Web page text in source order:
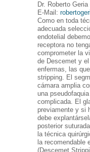
Dr. Roberto
E-Mail:
Como en toda
adecuada
endotelial
receptora no
comprometer la
de Descemet y
enfermas, las
stripping. El
cámara amplia
una
complicada. El
previamente y si
debe
posterior
la técnica
la recomendable
(Descemet